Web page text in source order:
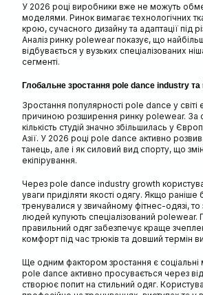
У 2026 році виробники вже не можуть
моделями. Ринок вимагає технологічних
крою, сучасного дизайну та адаптації під
Аналіз ринку polewear показує, що
відбувається у вузьких спеціалізованих
сегменті.
Глобальне зростання pole dance industry та
Зростання популярності pole dance у
причиною розширення ринку polewear. За
кількість студій значно збільшилась у
Азії. У 2026 році pole dance активно
танець, але і як силовий вид спорту, що
екіпірування.
Через pole dance industry growth
уваги приділяти якості одягу. Якщо
тренувалися у звичайному фітнес-одязі, то
людей купують спеціалізований
правильний одяг забезпечує краще
комфорт під час трюків та довший термін
Ще одним фактором зростання є соціальні
pole dance активно просувається через
створює попит на стильний одяг.